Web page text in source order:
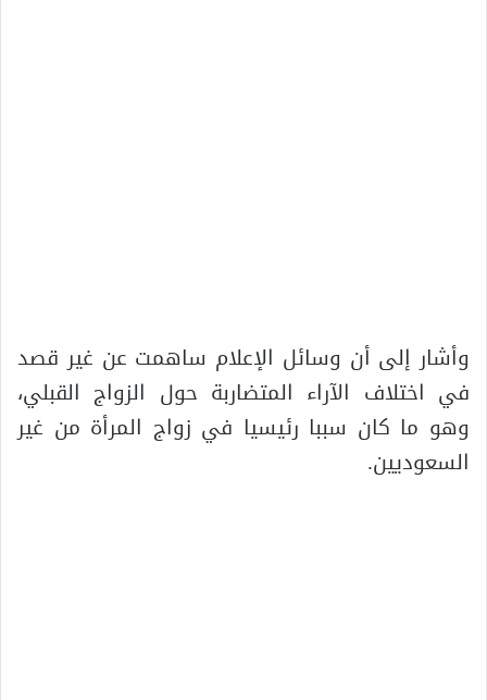
وأشار إلى أن وسائل الإعلام ساهمت عن غير قصد
في اختلاف الآراء المتضاربة حول الزواج القبلي،
وهو ما كان سببا رئيسيا في زواج المرأة من غير
السعوديين.